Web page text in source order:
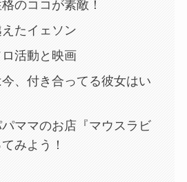
のココが素敵！
たイェソン
活動と映画
、付き合ってる彼女はい
ママのお店『マウスラビ
みよう！